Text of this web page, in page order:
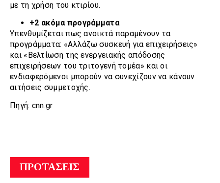
με τη χρήση του κτιρίου.
+2 ακόμα προγράμματα
Υπενθυμίζεται πως ανοικτά παραμένουν τα
προγράμματα: «Αλλάζω συσκευή για επιχειρήσεις»
και «Βελτίωση της ενεργειακής απόδοσης
επιχειρήσεων του τριτογενή τομέα» και οι
ενδιαφερόμενοι μπορούν να συνεχίζουν να κάνουν
αιτήσεις συμμετοχής.
Πηγή: cnn.gr
ΠΡΟΤΑΣΕΙΣ